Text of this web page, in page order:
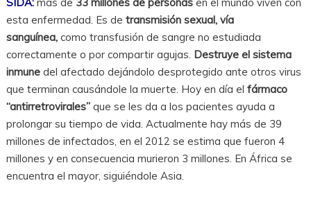
esta enfermedad. Es de transmisión sexual, vía
sanguínea, como transfusión de sangre no estudiada
correctamente o por compartir agujas. Destruye el sistema
inmunedel afectado dejándolo desprotegido ante otros virus
que terminan causándole la muerte. Hoy en día el fármaco
“antirretrovirales”que se les da a los pacientes ayuda a
prolongar su tiempo de vida. Actualmente hay más de 39
millones de infectados, en el 2012 se estima que fueron 4
millones y en consecuencia murieron 3 millones. En África se
encuentra el mayor, siguiéndole Asia.